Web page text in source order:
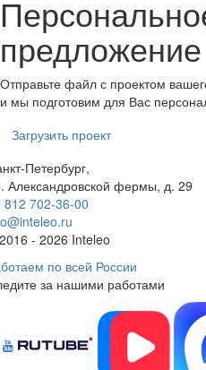
предложение
Отправьте файл с проектом
и мы подготовим для Вас
Загрузить проект
Петербург,
Александровской фермы, д. 29
812 702-36-00
- 2026 Inteleo
по всей России
за нашими работами